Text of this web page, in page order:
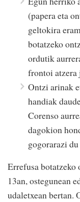
(papera eta
geltokira
botatzeko
ordutik
frontoi atzera
Ontzi arinak
handiak
Corenso
dagokion
gogorarazi
Errefusa
13an, ostegunean
udaletxean bertan.